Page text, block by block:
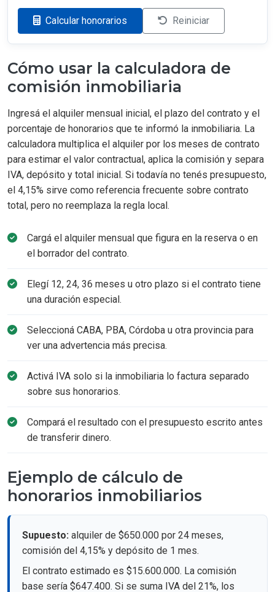
Calcular honorarios Reiniciar
Cómo usar la calculadora de
comisión inmobiliaria
Ingresá el alquiler mensual inicial, el plazo del contrato y el
porcentaje de honorarios que te informó la inmobiliaria. La
calculadora multiplica el alquiler por los meses de contrato
para estimar el valor contractual, aplica la comisión y separa
IVA, depósito y total inicial. Si todavía no tenés presupuesto,
el 4,15% sirve como referencia frecuente sobre contrato
total, pero no reemplaza la regla local.
Cargá el alquiler mensual que figura en la reserva o en
el borrador del contrato.
Elegí 12, 24, 36 meses u otro plazo si el contrato tiene
una duración especial.
Seleccioná CABA, PBA, Córdoba u otra provincia para
ver una advertencia más precisa.
Activá IVA solo si la inmobiliaria lo factura separado
sobre sus honorarios.
Compará el resultado con el presupuesto escrito antes
de transferir dinero.
Ejemplo de cálculo de
honorarios inmobiliarios
Supuesto: alquiler de $650.000 por 24 meses,
comisión del 4,15% y depósito de 1 mes.
El contrato estimado es $15.600.000. La comisión
base sería $647.400. Si se suma IVA del 21%, los